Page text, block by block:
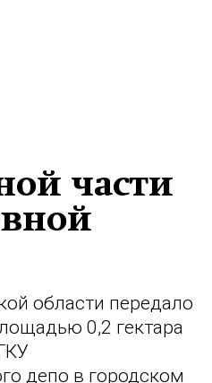
части
области передало
0,2 гектара
депо в городском